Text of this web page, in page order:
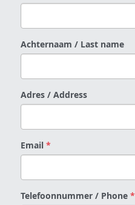
Achternaam / Last name
Adres / Address
Email*
Telefoonnummer / Phone*